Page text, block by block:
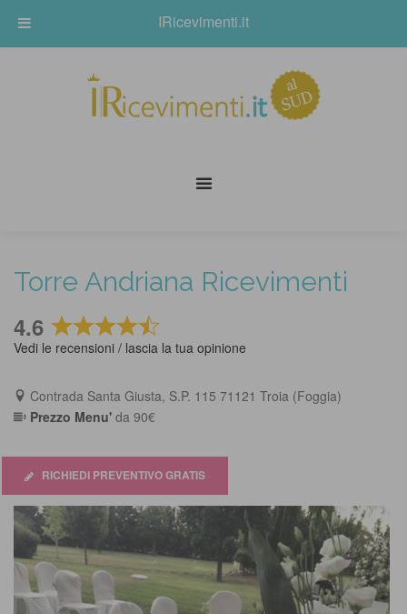
Torre Andriana Ricevimenti
4.6
Rated
4.6
of
5
Vedi le recensioni / lascia la tua opinione
Contrada Santa Giusta, S.P. 115 71121 Troia (Foggia)
Prezzo Menu' da 90€
RICHIEDI PREVENTIVO GRATIS
IRicevimenti.it